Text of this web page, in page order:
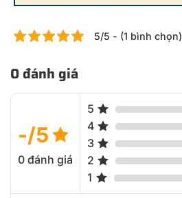
5/5 - (1 bình chọn)
0 đánh giá
-/5
0 đánh giá
5
4
3
2
1